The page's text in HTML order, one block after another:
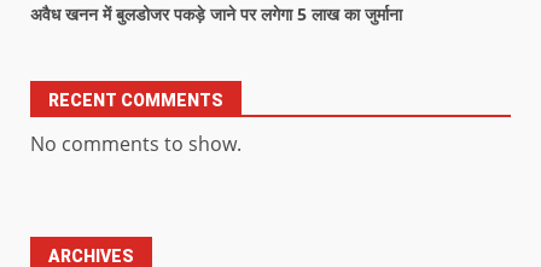
अवैध खनन में बुलडोजर पकड़े जाने पर लगेगा 5 लाख का जुर्माना
RECENT COMMENTS
No comments to show.
ARCHIVES